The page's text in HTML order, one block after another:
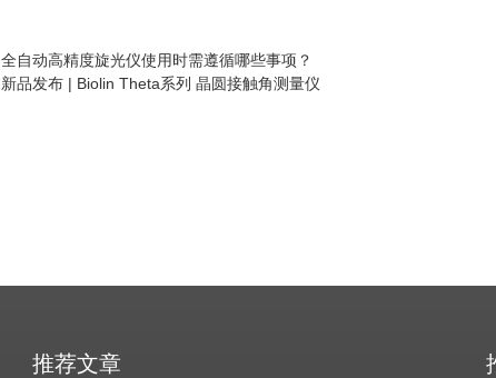
全自动高精度旋光仪使用时需遵循哪些事项？
新品发布 | Biolin Theta系列 晶圆接触角测量仪
推荐文章